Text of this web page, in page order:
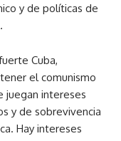
y de políticas de
Cuba,
el comunismo
juegan intereses
y de sobrevivencia
Hay intereses